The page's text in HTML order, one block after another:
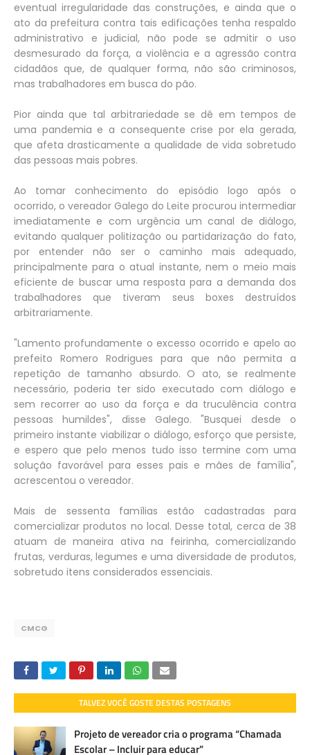
eventual irregularidade das construções, e ainda que o
ato da prefeitura contra tais edificações tenha respaldo
administrativo e judicial, não pode se admitir o uso
desmesurado da força, a violência e a agressão contra
cidadãos que, de qualquer forma, não são criminosos,
mas trabalhadores em busca do pão.
Pior ainda que tal arbitrariedade se dê em tempos de
uma pandemia e a consequente crise por ela gerada,
que afeta drasticamente a qualidade de vida sobretudo
das pessoas mais pobres.
Ao tomar conhecimento do episódio logo após o
ocorrido, o vereador Galego do Leite procurou intermediar
imediatamente e com urgência um canal de diálogo,
evitando qualquer politização ou partidarização do fato,
por entender não ser o caminho mais adequado,
principalmente para o atual instante, nem o meio mais
eficiente de buscar uma resposta para a demanda dos
trabalhadores que tiveram seus boxes destruídos
arbitrariamente.
"Lamento profundamente o excesso ocorrido e apelo ao
prefeito Romero Rodrigues para que não permita a
repetição de tamanho absurdo. O ato, se realmente
necessário, poderia ter sido executado com diálogo e
sem recorrer ao uso da força e da truculência contra
pessoas humildes", disse Galego. "Busquei desde o
primeiro instante viabilizar o diálogo, esforço que persiste,
e espero que pelo menos tudo isso termine com uma
solução favorável para esses pais e mães de família",
acrescentou o vereador.
Mais de sessenta famílias estão cadastradas para
comercializar produtos no local. Desse total, cerca de 38
atuam de maneira ativa na feirinha, comercializando
frutas, verduras, legumes e uma diversidade de produtos,
sobretudo itens considerados essenciais.
CMCG
TALVEZ VOCÊ GOSTE DESTAS POSTAGENS
Projeto de vereador cria o programa “Chamada
Escolar – Incluir para educar”